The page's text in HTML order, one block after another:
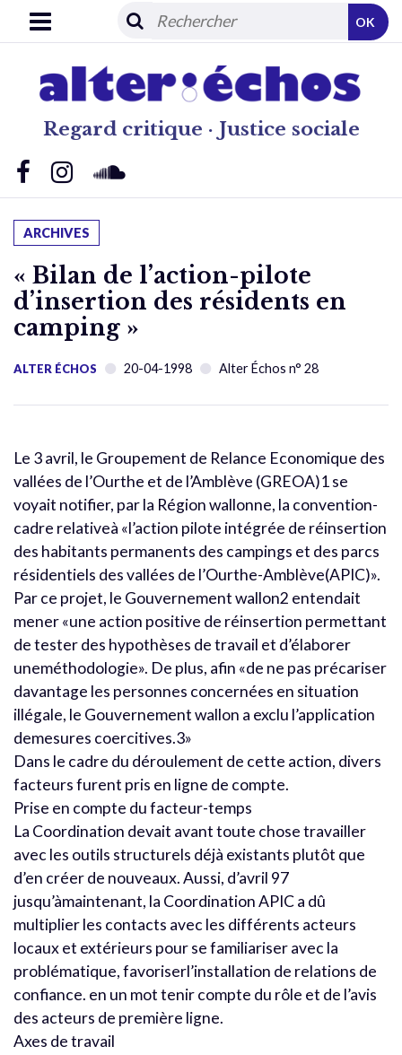
Regard critique · Justice sociale
OK
ARCHIVES
« Bilan de l’action-pilote
d’insertion des résidents en
camping »
ALTER ÉCHOS 20-04-1998 Alter Échos n° 28
Le 3 avril, le Groupement de Relance Economique des
vallées de l’Ourthe et de l’Amblève (GREOA)1 se
voyait notifier, par la Région wallonne, la convention-
cadre relativeà «l’action pilote intégrée de réinsertion
des habitants permanents des campings et des parcs
résidentiels des vallées de l’Ourthe-Amblève(APIC)».
Par ce projet, le Gouvernement wallon2 entendait
mener «une action positive de réinsertion permettant
de tester des hypothèses de travail et d’élaborer
uneméthodologie». De plus, afin «de ne pas précariser
davantage les personnes concernées en situation
illégale, le Gouvernement wallon a exclu l’application
demesures coercitives.3»
Dans le cadre du déroulement de cette action, divers
facteurs furent pris en ligne de compte.
Prise en compte du facteur-temps
La Coordination devait avant toute chose travailler
avec les outils structurels déjà existants plutôt que
d’en créer de nouveaux. Aussi, d’avril 97
jusqu’àmaintenant, la Coordination APIC a dû
multiplier les contacts avec les différents acteurs
locaux et extérieurs pour se familiariser avec la
problématique, favoriserl’installation de relations de
confiance. en un mot tenir compte du rôle et de l’avis
des acteurs de première ligne.
Axes de travail